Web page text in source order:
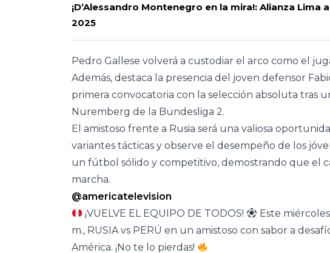
¡D’Alessandro Montenegro en la mira!: Alianza Lima
2025
Pedro Gallese volverá a custodiar el arco como el
Además, destaca la presencia del joven defensor
primera convocatoria con la selección absoluta tras
Nuremberg de la Bundesliga 2.
El amistoso frente a Rusia será una valiosa
variantes tácticas y observe el desempeño de los
un fútbol sólido y competitivo, demostrando que el
marcha.
@americatelevision
¡VUELVE EL EQUIPO DE TODOS!
Este miércoles
m., RUSIA vs PERÚ en un amistoso con sabor a
América. ¡No te lo pierdas!